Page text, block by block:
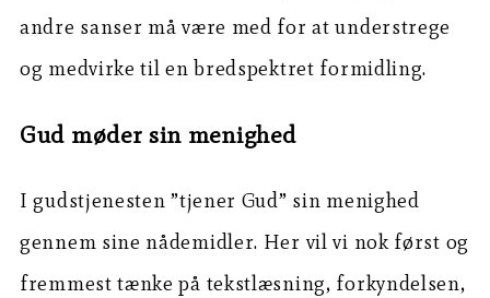
andre sanser må være med for at understrege
og medvirke til en bredspektret formidling.
Gud møder sin menighed
I gudstjenesten ”tjener Gud” sin menighed
gennem sine nådemidler. Her vil vi nok først og
fremmest tænke på tekstlæsning, forkyndelsen,